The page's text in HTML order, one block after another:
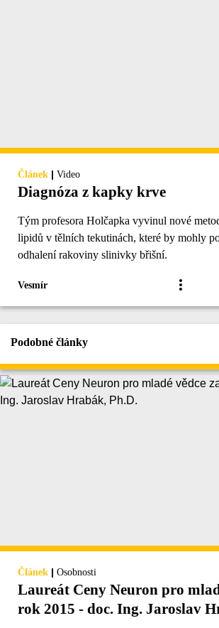
Článek | Video
Diagnóza z kapky krve
Tým profesora Holčapka vyvinul nové
lipidů v tělních tekutinách, které by mohly
odhalení rakoviny slinivky břišní.
Vesmír
Podobné články
Článek | Osobnosti
Laureát Ceny Neuron pro
rok 2015 - doc. Ing. Jaroslav